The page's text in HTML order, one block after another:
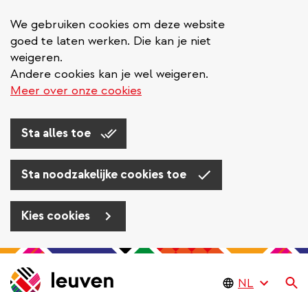
We gebruiken cookies om deze website
goed te laten werken. Die kan je niet
weigeren.
Andere cookies kan je wel weigeren.
Meer over onze cookies
Sta alles toe
Sta noodzakelijke cookies toe
Kies cookies
Overslaan
en